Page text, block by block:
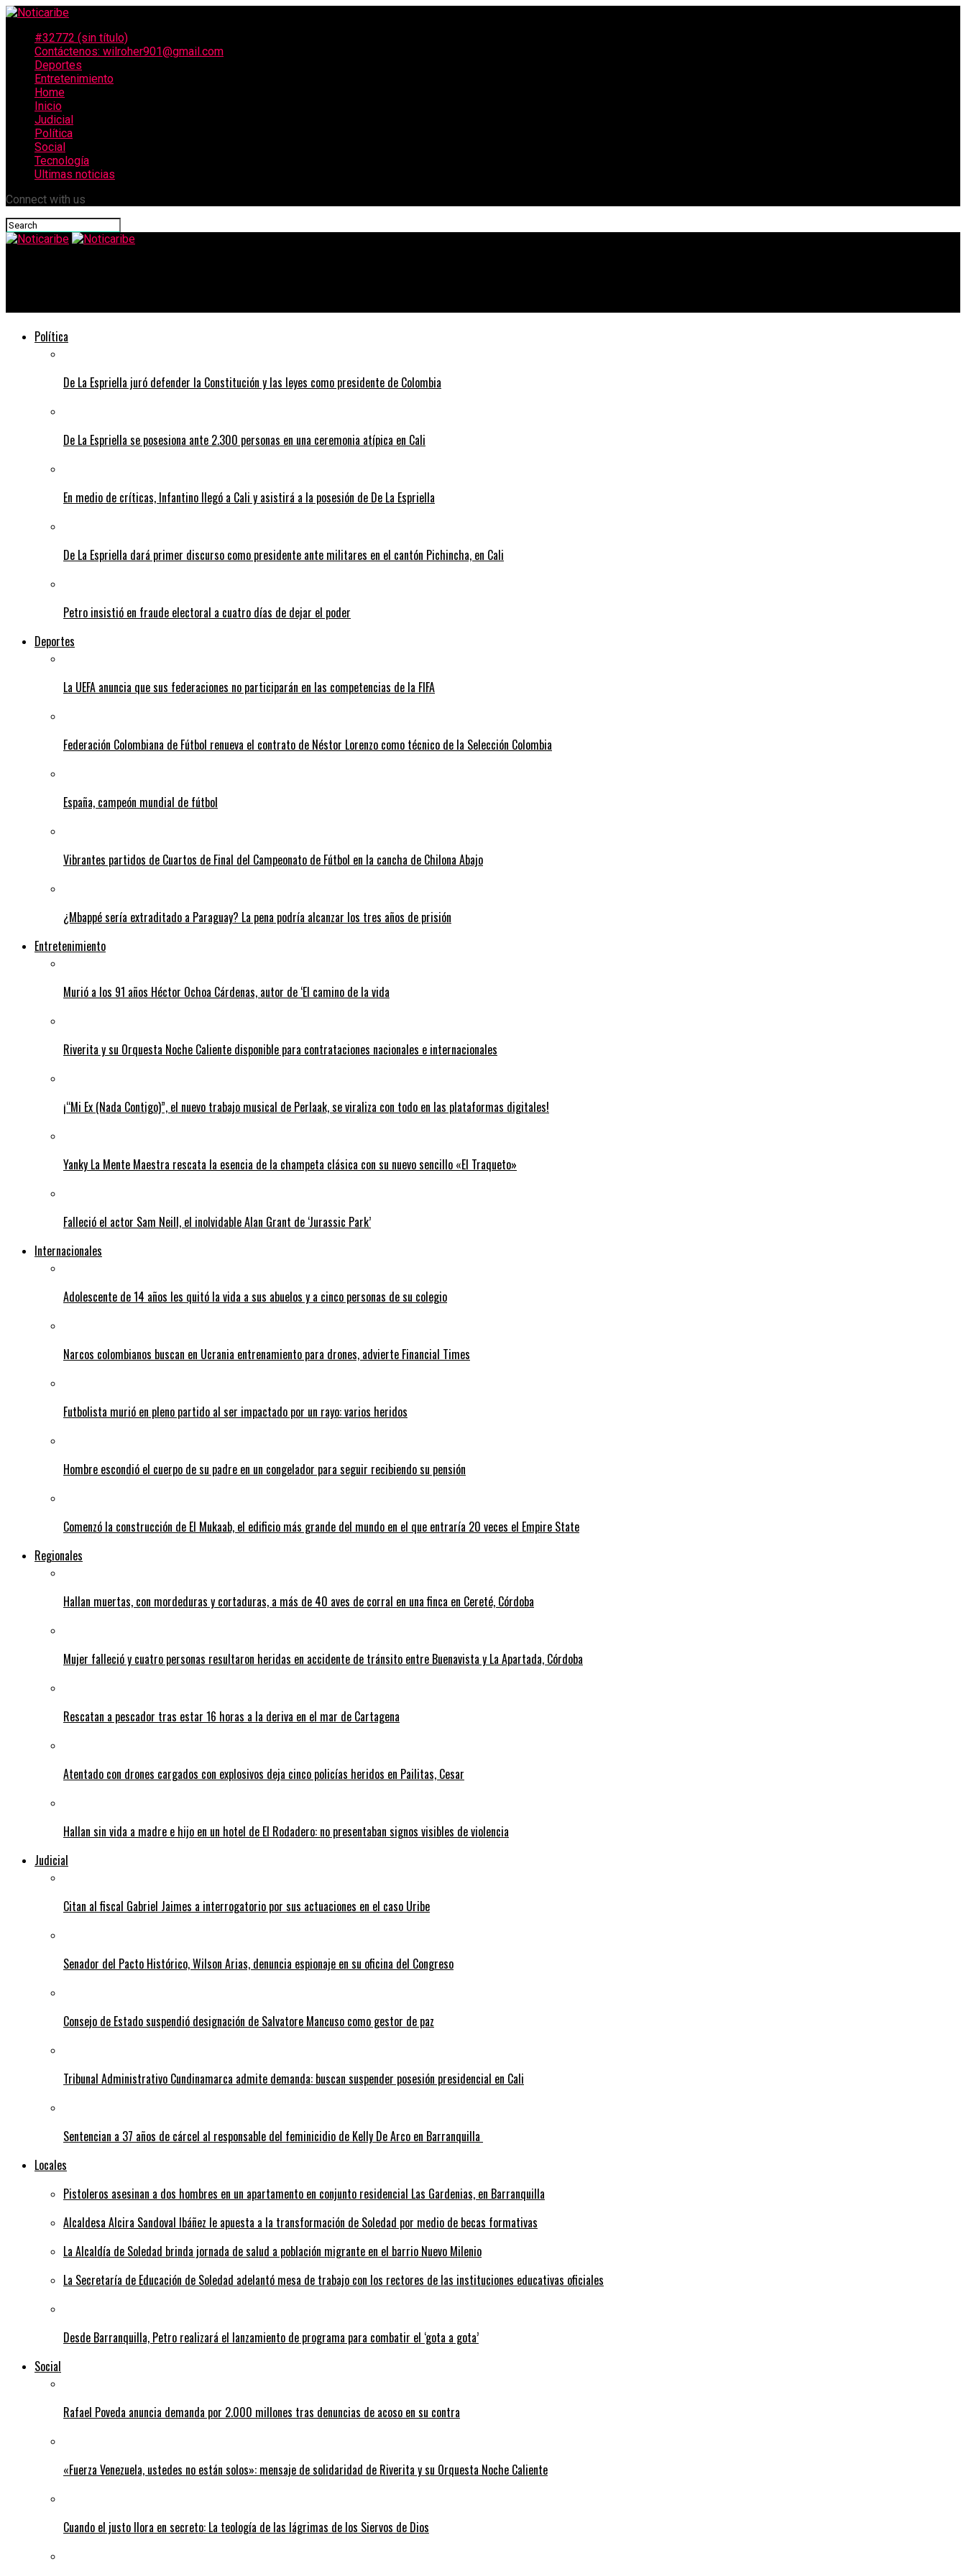
#32772 (sin título)
Contáctenos: wilroher901@gmail.com
Deportes
Entretenimiento
Home
Inicio
Judicial
Política
Social
Tecnología
Ultimas noticias
Connect with us
Política
De La Espriella juró defender la Constitución y las leyes como presidente de Colombia
De La Espriella se posesiona ante 2.300 personas en una ceremonia atípica en Cali
En medio de críticas, Infantino llegó a Cali y asistirá a la posesión de De La Espriella
De La Espriella dará primer discurso como presidente ante militares en el cantón Pichincha, en Cali
Petro insistió en fraude electoral a cuatro días de dejar el poder
Deportes
La UEFA anuncia que sus federaciones no participarán en las competencias de la FIFA
Federación Colombiana de Fútbol renueva el contrato de Néstor Lorenzo como técnico de la Selección Colombia
España, campeón mundial de fútbol
Vibrantes partidos de Cuartos de Final del Campeonato de Fútbol en la cancha de Chilona Abajo
¿Mbappé sería extraditado a Paraguay? La pena podría alcanzar los tres años de prisión
Entretenimiento
Murió a los 91 años Héctor Ochoa Cárdenas, autor de ‘El camino de la vida
Riverita y su Orquesta Noche Caliente disponible para contrataciones nacionales e internacionales
¡“Mi Ex (Nada Contigo)”, el nuevo trabajo musical de Perlaak, se viraliza con todo en las plataformas digitales!
Yanky La Mente Maestra rescata la esencia de la champeta clásica con su nuevo sencillo «El Traqueto»
Falleció el actor Sam Neill, el inolvidable Alan Grant de ‘Jurassic Park’
Internacionales
Adolescente de 14 años les quitó la vida a sus abuelos y a cinco personas de su colegio
Narcos colombianos buscan en Ucrania entrenamiento para drones, advierte Financial Times
Futbolista murió en pleno partido al ser impactado por un rayo: varios heridos
Hombre escondió el cuerpo de su padre en un congelador para seguir recibiendo su pensión
Comenzó la construcción de El Mukaab, el edificio más grande del mundo en el que entraría 20 veces el Empire State
Regionales
Hallan muertas, con mordeduras y cortaduras, a más de 40 aves de corral en una finca en Cereté, Córdoba
Mujer falleció y cuatro personas resultaron heridas en accidente de tránsito entre Buenavista y La Apartada, Córdoba
Rescatan a pescador tras estar 16 horas a la deriva en el mar de Cartagena
Atentado con drones cargados con explosivos deja cinco policías heridos en Pailitas, Cesar
Hallan sin vida a madre e hijo en un hotel de El Rodadero: no presentaban signos visibles de violencia
Judicial
Citan al fiscal Gabriel Jaimes a interrogatorio por sus actuaciones en el caso Uribe
Senador del Pacto Histórico, Wilson Arias, denuncia espionaje en su oficina del Congreso
Consejo de Estado suspendió designación de Salvatore Mancuso como gestor de paz
Tribunal Administrativo Cundinamarca admite demanda: buscan suspender posesión presidencial en Cali
Sentencian a 37 años de cárcel al responsable del feminicidio de Kelly De Arco en Barranquilla
Locales
Pistoleros asesinan a dos hombres en un apartamento en conjunto residencial Las Gardenias, en Barranquilla
Alcaldesa Alcira Sandoval Ibáñez le apuesta a la transformación de Soledad por medio de becas formativas
La Alcaldía de Soledad brinda jornada de salud a población migrante en el barrio Nuevo Milenio
La Secretaría de Educación de Soledad adelantó mesa de trabajo con los rectores de las instituciones educativas oficiales
Desde Barranquilla, Petro realizará el lanzamiento de programa para combatir el ‘gota a gota’
Social
Rafael Poveda anuncia demanda por 2.000 millones tras denuncias de acoso en su contra
«Fuerza Venezuela, ustedes no están solos»: mensaje de solidaridad de Riverita y su Orquesta Noche Caliente
Cuando el justo llora en secreto: La teología de las lágrimas de los Siervos de Dios